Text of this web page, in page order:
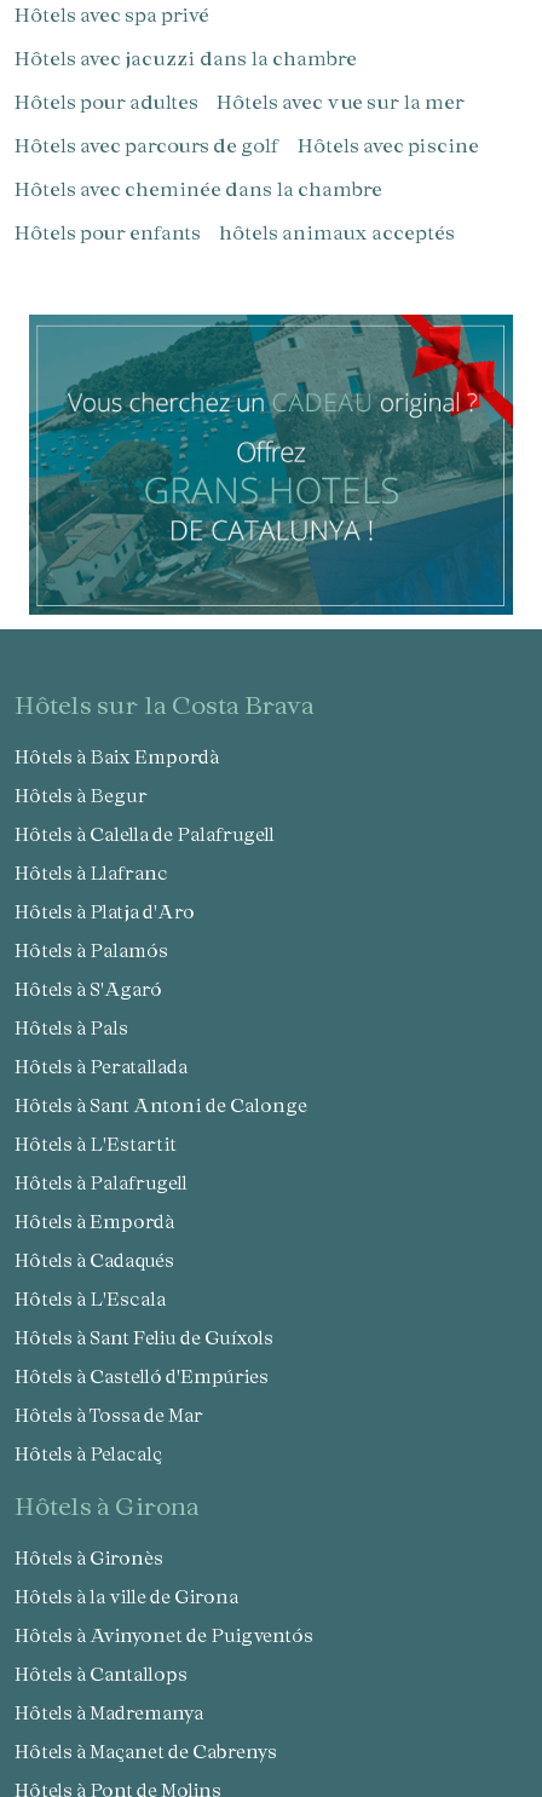
Gérer ma réservation
Vérifier le code de réservation
Hôtels avec spa privé
Hôtels avec jacuzzi dans la chambre
Hôtels pour adultes
Hôtels avec vue sur la mer
Hôtels avec parcours de golf
Hôtels avec piscine
Hôtels avec cheminée dans la chambre
Hôtels pour enfants
hôtels animaux acceptés
hôtels sur la Costa Brava
Hôtels à Baix Empordà
Hôtels à Begur
Hôtels à Calella de Palafrugell
Hôtels à Llafranc
Hôtels à Platja d'Aro
Hôtels à Palamós
Hôtels à S'Agaró
Hôtels à Pals
Hôtels à Peratallada
Hôtels à Sant Antoni de Calonge
Hôtels à L'Estartit
Hôtels à Palafrugell
Hôtels à Empordà
Hôtels à Cadaqués
Hôtels à L'Escala
Hôtels à Sant Feliu de Guíxols
Hôtels à Castelló d'Empúries
Hôtels à Tossa de Mar
Hôtels à Pelacalç
hôtels à Girona
Hôtels à Gironès
Hôtels à la ville de Girona
Hôtels à Avinyonet de Puigventós
Hôtels à Cantallops
Hôtels à Madremanya
Hôtels à Maçanet de Cabrenys
Hôtels à Pont de Molins